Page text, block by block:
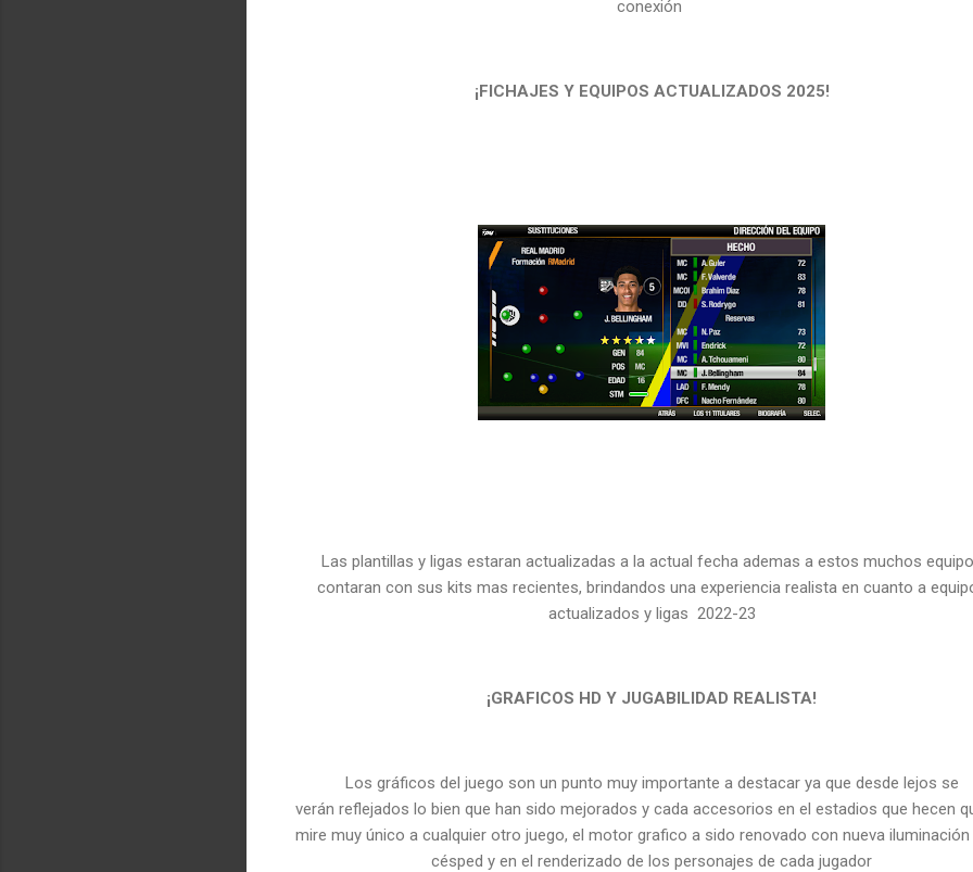
conexión
¡FICHAJES Y EQUIPOS ACTUALIZADOS 2025!
Las plantillas y ligas estaran actualizadas a la actual fecha ademas a estos muchos
contaran con sus kits mas recientes, brindandos una experiencia realista en cuanto a
actualizados y ligas 2022-23
¡GRAFICOS HD Y JUGABILIDAD REALISTA!
Los gráficos del juego son un punto muy importante a destacar ya que desde lejos se
verán reflejados lo bien que han sido mejorados y cada accesorios en el estadios que hecen
mire muy único a cualquier otro juego, el motor grafico a sido renovado con nueva iluminación
césped y en el renderizado de los personajes de cada jugador